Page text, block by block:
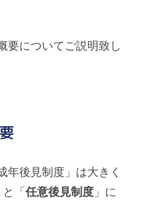
要についてご説明致し
年後見制度」は大きく
と「任意後見制度 」に